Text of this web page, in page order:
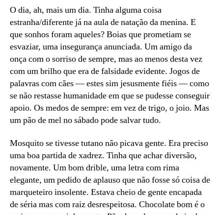
Pregação
O dia, ah, mais um dia. Tinha alguma coisa
estranha/diferente já na aula de natação da menina. E
que sonhos foram aqueles? Boias que prometiam se
esvaziar, uma insegurança anunciada. Um amigo da
onça com o sorriso de sempre, mas ao menos desta vez
com um brilho que era de falsidade evidente. Jogos de
palavras com cães — estes sim jesusmente fiéis — como
se não restasse humanidade em que se pudesse conseguir
apoio. Os medos de sempre: em vez de trigo, o joio. Mas
um pão de mel no sábado pode salvar tudo.
Mosquito se tivesse tutano não picava gente. Era preciso
uma boa partida de xadrez. Tinha que achar diversão,
novamente. Um bom drible, uma letra com rima
elegante, um pedido de aplauso que não fosse só coisa de
marqueteiro insolente. Estava cheio de gente encapada
de séria mas com raiz desrespeitosa. Chocolate bom é o